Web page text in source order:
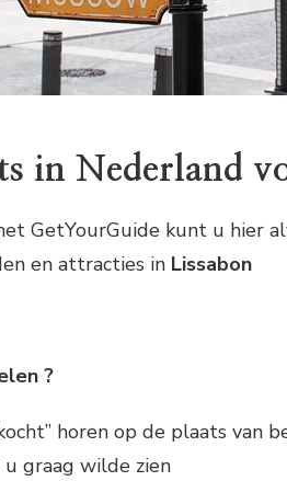
in Nederland
GetYourGuide kunt u hier
en attracties in Lissabon
?
horen op de plaats van
graag wilde zien